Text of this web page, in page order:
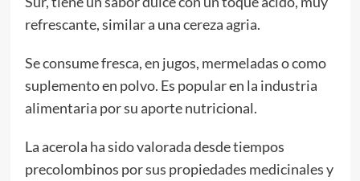
refrescante, similar a una cereza agria.
Se consume fresca, en jugos, mermeladas o como
suplemento en polvo. Es popular en la industria
alimentaria por su aporte nutricional.
La acerola ha sido valorada desde tiempos
precolombinos por sus propiedades medicinales y